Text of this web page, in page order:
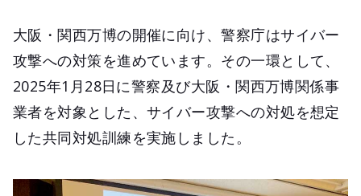
大阪・関西万博の開催に向け、警察庁はサイバー
攻撃への対策を進めています。その一環として、
2025年1月28日に警察及び大阪・関西万博関係事
業者を対象とした、サイバー攻撃への対処を想定
した共同対処訓練を実施しました。